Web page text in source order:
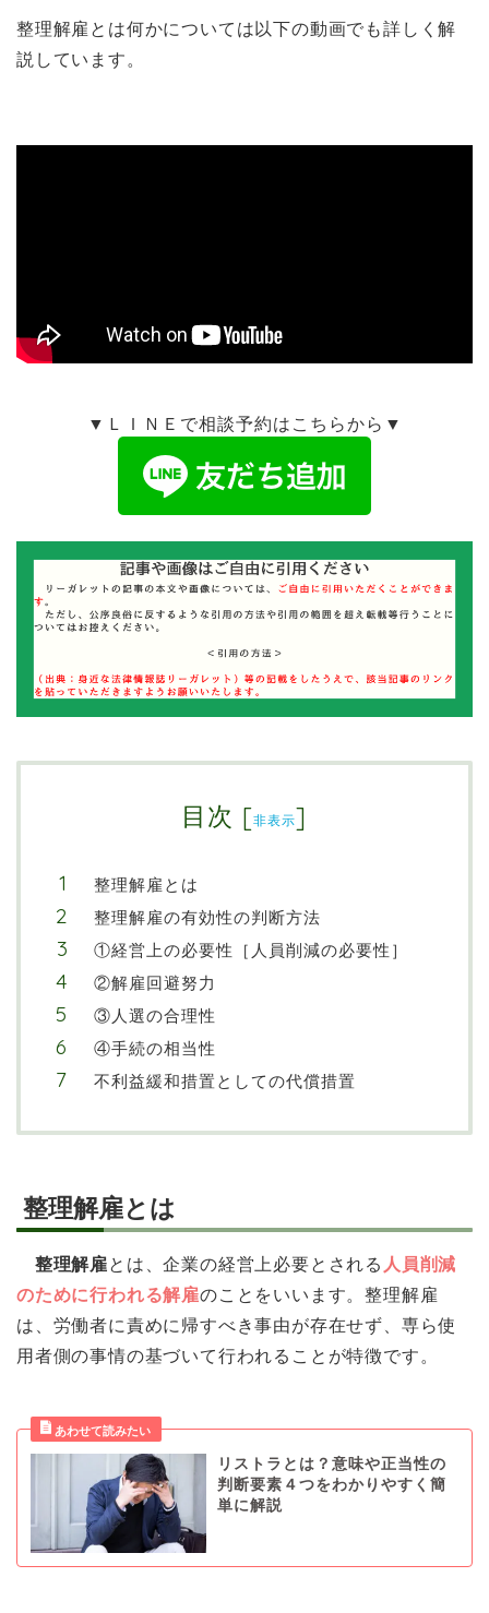
整理解雇とは何かについては以下の動画でも詳しく解
説しています。
▼ＬＩＮＥで相談予約はこちらから▼
目次 [非表示]
整理解雇とは
整理解雇の有効性の判断方法
①経営上の必要性［人員削減の必要性］
②解雇回避努力
③人選の合理性
④手続の相当性
不利益緩和措置としての代償措置
整理解雇とは
整理解雇とは、企業の経営上必要とされる 人員削減
のために行われる解雇のことをいいます。整理解雇
は、労働者に責めに帰すべき事由が存在せず、専ら使
用者側の事情の基づいて行われることが特徴です。
リストラとは？意味や正当性の
判断要素４つをわかりやすく簡
単に解説